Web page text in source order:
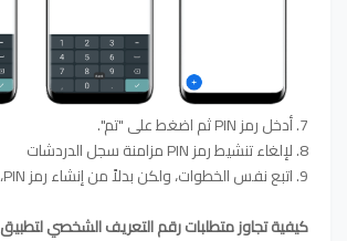
7. أدخل رمز PIN ثم اضغط على "تم".
8. لإلغاء تنشيط رمز PIN مزامنة سجل الدردشات
9. اتبع نفس الخطوات، ولكن بدلاً من إنشاء رمز PIN، انقر على "إلغاء".
كيفية تجاوز متطلبات رقم التعريف الشخصي لتطبيق Messenger.